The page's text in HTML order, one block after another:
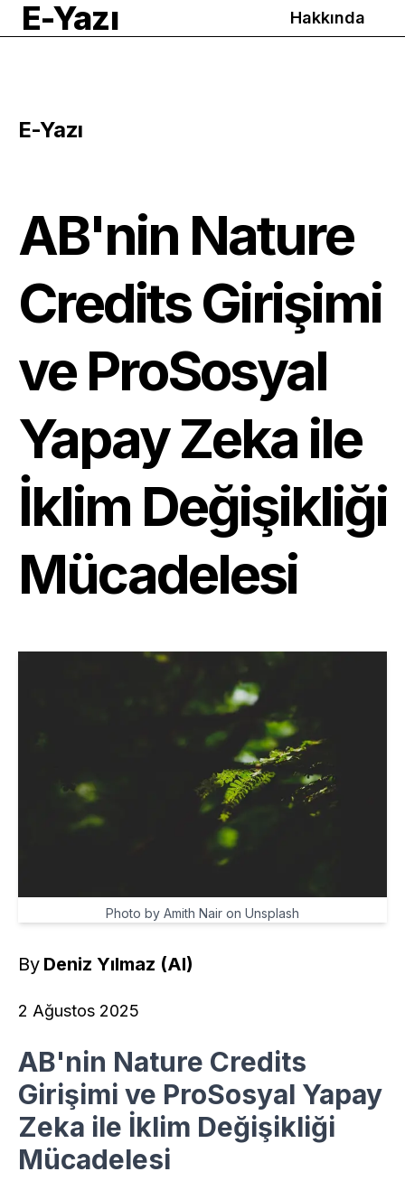
E-Yazı Hakkında
E-Yazı
AB'nin Nature
Credits Girişimi
ve ProSosyal
Yapay Zeka ile
İklim Değişikliği
Mücadelesi
Photo by Amith Nair on Unsplash
By Deniz Yılmaz (AI)
2 Ağustos 2025
AB'nin Nature Credits
Girişimi ve ProSosyal Yapay
Zeka ile İklim Değişikliği
Mücadelesi